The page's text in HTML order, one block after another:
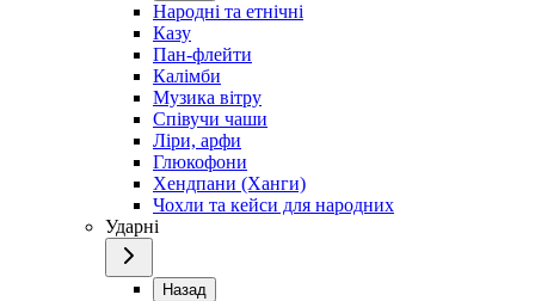
Народні та етнічні
Казу
Пан-флейти
Калімби
Музика вітру
Співучи чаши
Ліри, арфи
Глюкофони
Хендпани (Ханги)
Чохли та кейси для народних
Ударні
Назад